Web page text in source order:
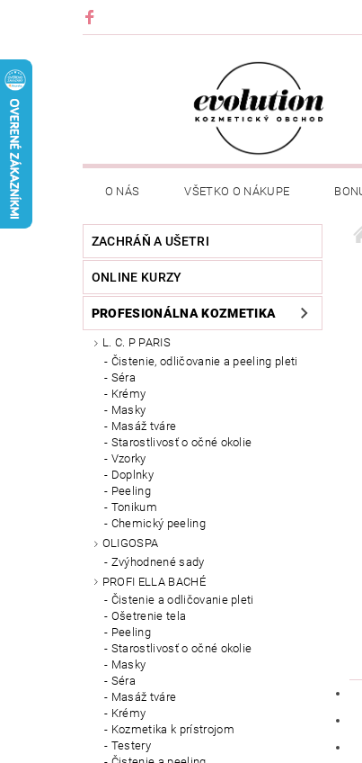
O NÁS VŠETKO O NÁKUPE
ZACHRÁŇ A UŠETRI
ONLINE KURZY
PROFESIONÁLNA KOZMETIKA
L. C. P PARIS
Čistenie, odličovanie a peeling pleti
Séra
Krémy
Masky
Masáž tváre
Starostlivosť o očné okolie
Vzorky
Doplnky
Peeling
Tonikum
Chemický peeling
OLIGOSPA
Zvýhodnené sady
PROFI ELLA BACHÉ
Čistenie a odličovanie pleti
Ošetrenie tela
Peeling
Starostlivosť o očné okolie
Masky
Séra
Masáž tváre
Krémy
Kozmetika k prístrojom
Testery